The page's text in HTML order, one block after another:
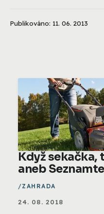
Publikováno: 11. 06. 2013
Když sekačka,
aneb
ZAHRADA
24. 08. 2018